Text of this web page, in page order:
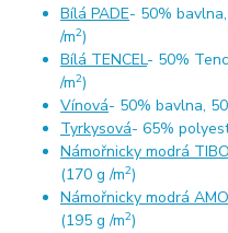
Bílá PADE- 50%
/m2)
Bílá TENCEL- 50%
/m2)
Vínová- 50% bavlna,
Tyrkysová- 65%
Námořnicky modrá
(170 g /m2)
Námořnicky modrá
(195 g /m2)